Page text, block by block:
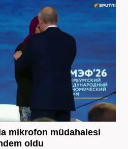
mikrofon müdahalesi
oldu